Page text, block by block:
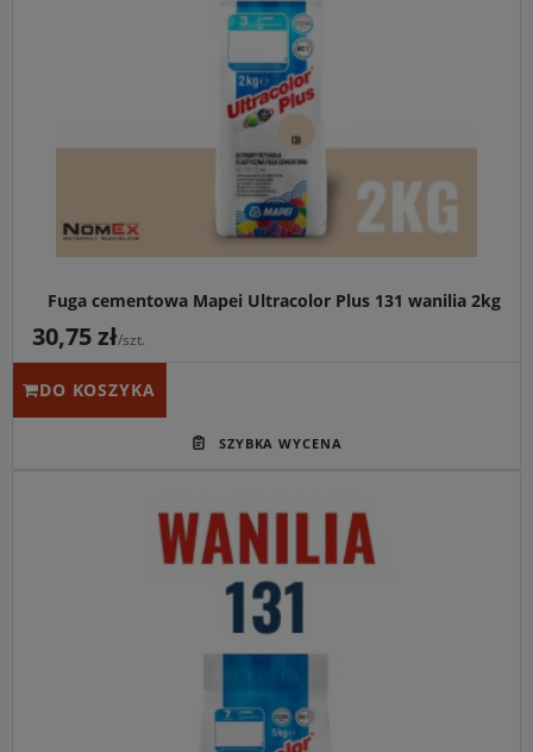
Fuga cementowa Mapei Ultracolor Plus 131 wanilia 2kg
30,75 zł/szt.
DO KOSZYKA